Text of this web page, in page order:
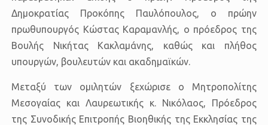
Δημοκρατίας Προκόπης Παυλόπουλος, ο πρώην
πρωθυπουργός Κώστας Καραμανλής, ο πρόεδρος της
Βουλής Νικήτας Κακλαμάνης, καθώς και πλήθος
υπουργών, βουλευτών και ακαδημαϊκών.
Μεταξύ των ομιλητών ξεχώρισε ο Μητροπολίτης
Μεσογαίας και Λαυρεωτικής κ. Νικόλαος, Πρόεδρος
της Συνοδικής Επιτροπής Βιοηθικής της Εκκλησίας της